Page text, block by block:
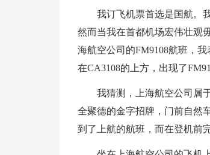
我订飞机票首选是国航。
然而当我在首都机场宏伟壮观
海航空公司的FM9108航班，
在CA3108的上方，出现了
我猜测，上海航空公司属
全聚德的金字招牌，门前自然
到了上航的航班，而在登机前